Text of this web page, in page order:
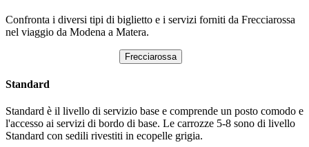
Confronta i diversi tipi di biglietto e i servizi forniti da Frecciarossa
nel viaggio da Modena a Matera.
Frecciarossa
Standard
Standard è il livello di servizio base e comprende un posto comodo e
l'accesso ai servizi di bordo di base. Le carrozze 5-8 sono di livello
Standard con sedili rivestiti in ecopelle grigia.